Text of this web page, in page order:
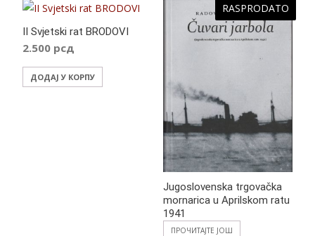
II Svjetski rat BRODOVI
2.500 рсд
ДОДАЈ У КОРПУ
RASPRODATO
Jugoslovenska trgovačka
mornarica u Aprilskom ratu
1941
ПРОЧИТАЈТЕ ЈОШ